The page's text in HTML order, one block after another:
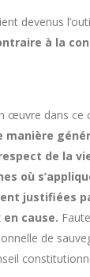
devenus
à la
œuvre dans ce
manière
de la
où
justifiées
cause.
de